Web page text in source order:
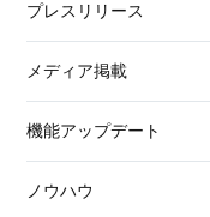
プレスリリース
メディア掲載
機能アップデート
ノウハウ